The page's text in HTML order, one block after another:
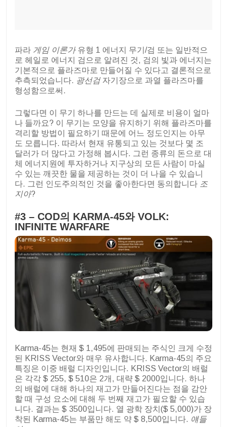
파라 게임 이론가유형 1 에너지 무기/검 또는 일반적으
로 헤일로 에너지 검으로 알려진 것, 검의 빛과 에너지는
기본적으로 플라즈마로 만들어질 수 있다고 결론적으로
추측되었습니다. 광선검 자기장으로 과열 플라즈마를
형성함으로써.
그렇다면 이 무기 하나를 만드는 데 실제로 비용이 얼마
나 들까요? 이 무기는 모양을 유지하기 위해 플라즈마를
격리할 방법이 필요하기 때문에 어느 정도인지는 아무
도 모릅니다. 따라서 현재 유통되고 있는 것보다 몇 조
달러가 더 많다고 가정해 봅시다. 그런 종류의 돈으로 대
체 에너지원에 투자하거나 지구상의 모든 사람이 마실
수 있는 깨끗한 물을 제공하는 것이 더 나을 수 있습니
다. 그런 인도주의적인 것을 좋아한다면 동의합니다 조
지아?
#3 – COD의 KARMA-45와 VOLK:
INFINITE WARFARE
Karma-45는 현재 $ 1,495에 판매되는 주식인 크게 수정
된 KRISS Vector와 매우 유사합니다. Karma-45의 주요
특징은 이중 배럴 디자인입니다. KRISS Vector의 배럴
은 각각 $ 255, $ 510은 2개, 대략 $ 2000입니다. 하나
의 배럴에 대해 하나의 재고가 만들어진다는 점을 감안
할 때 구성 요소에 대해 두 번째 재고가 필요할 수 있습
니다. 결과는 $ 3500입니다. 열 광학 장치($ 5,000)가 장
착된 Karma-45는 부품만 해도 약 $ 8,500입니다. 얘들